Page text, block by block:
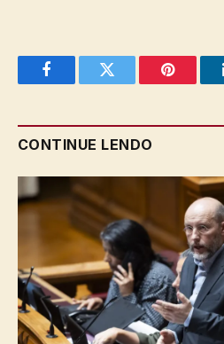
FacebookTwitter Pinterest
CONTINUE LENDO